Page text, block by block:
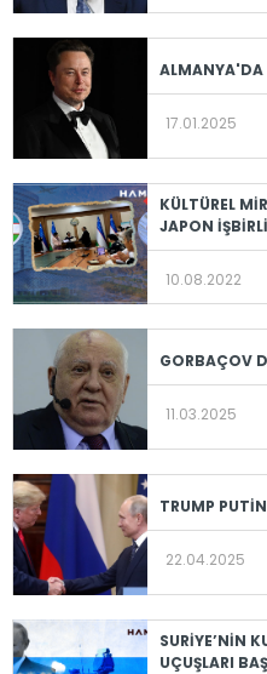
ALMANYA'DA
17.01.2025
KÜLTÜREL
JAPON
10.08.2022
GORBAÇOV
11.03.2025
TRUMP
22.04.2025
SURİYE’NİN
UÇUŞLARI